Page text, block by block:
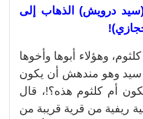
درويش) الذهاب إلى
وهؤلاء أبوها وأخوها
سيد وهو مندهش أن يكون
أم كلثوم هذه؟!، قال
ريفية من قرية قريبة من